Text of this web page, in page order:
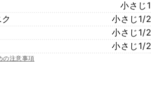
小さじ1
小さじ1/2
小さじ1/2
小さじ1/2
の注意事項